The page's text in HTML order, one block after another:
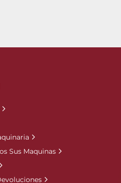
Sus Maquinas